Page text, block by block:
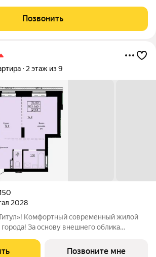
Позвонить
2 этаж из 9
2028
Комфортный современный жилой
За основу внешнего облика
фасадов: коричневого клинкерного
Позвоните мне